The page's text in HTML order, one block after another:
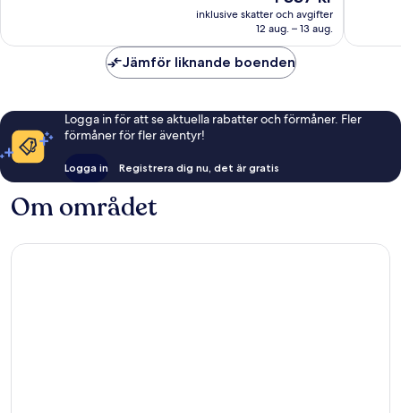
1 337 kr
inklusive skatter och avgifter
12 aug. – 13 aug.
Jämför liknande boenden
Logga in för att se aktuella rabatter och förmåner. Fler
förmåner för fler äventyr!
Logga in Registrera dig nu, det är gratis
Om området